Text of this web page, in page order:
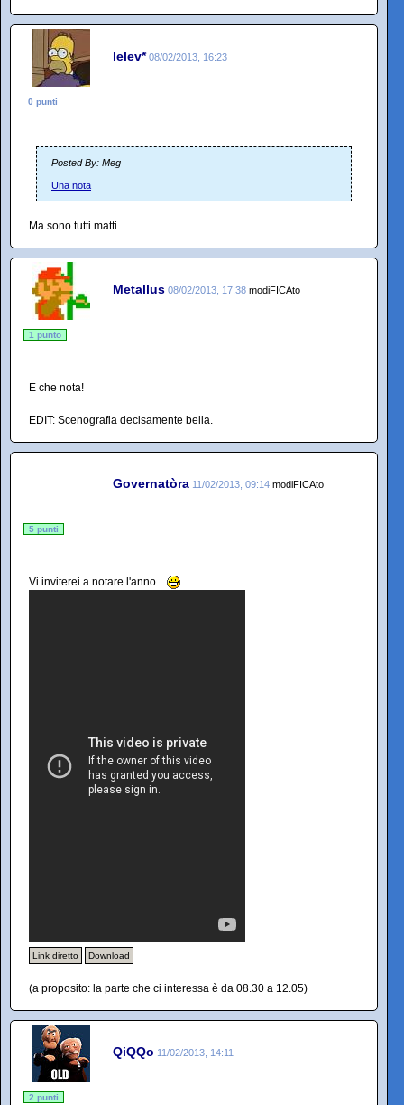
lelev* 08/02/2013, 16:23
0 punti
Posted By: Meg
Una nota
Ma sono tutti matti...
Metallus 08/02/2013, 17:38 modiFICAto
1 punto
E che nota!
EDIT: Scenografia decisamente bella.
Governatòra 11/02/2013, 09:14 modiFICAto
5 punti
Vi inviterei a notare l'anno...
Link diretto Download
(a proposito: la parte che ci interessa è da 08.30 a 12.05)
QiQQo 11/02/2013, 14:11
2 punti